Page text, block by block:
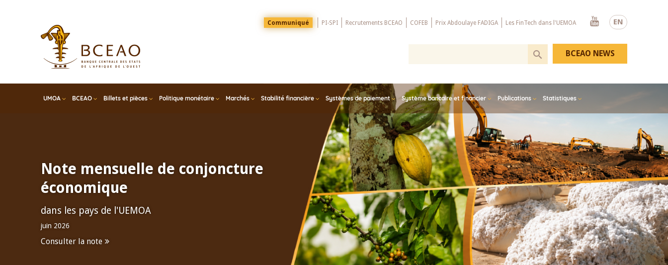
EN
Menu
Top
Communiqué PI-SPI Recrutements BCEAO COFEB Prix Abdoulaye FADIGA Les FinTech dans l'UEMOA
Youtube
UMOA BCEAO Billets et pièces Politique monétaire Marchés Stabilité financière Systèmes de paiement Système bancaire et financier Publications Statistiques
BCEAO NEWS
Note mensuelle de conjoncture
économique
dans les pays de l'UEMOA
juin 2026
Consulter la note